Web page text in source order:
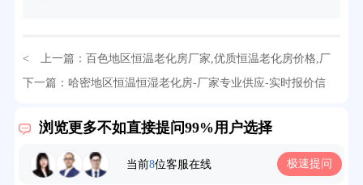
< 上一篇： 百色地区恒温老化房厂家,优质恒温老化房价格,厂
家直销价格优惠
下一篇： 哈密地区恒温恒湿老化房-厂家专业供应-实时报价信
浏览更多不如直接提问99%用户选择
当前8位客服在线 极速提问
32分钟前用户提问：氙灯老化试验箱价格多少？
7分钟前用户提问： 老化房安全要求标准有哪些？